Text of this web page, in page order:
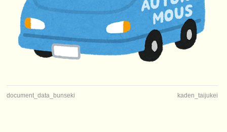
document_data_bunseki kaden_taijukei